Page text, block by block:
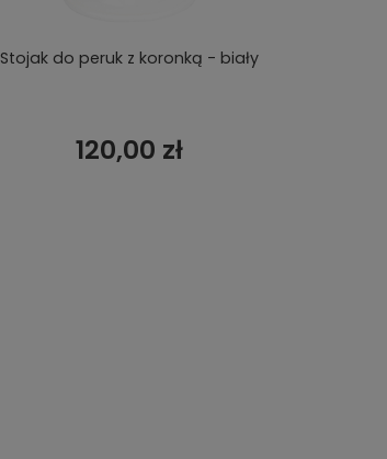
Stojak do peruk z koronką - biały
120,00 zł